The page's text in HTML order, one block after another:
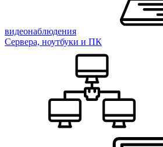
видеонаблюдения
Сервера, ноутбуки и ПК